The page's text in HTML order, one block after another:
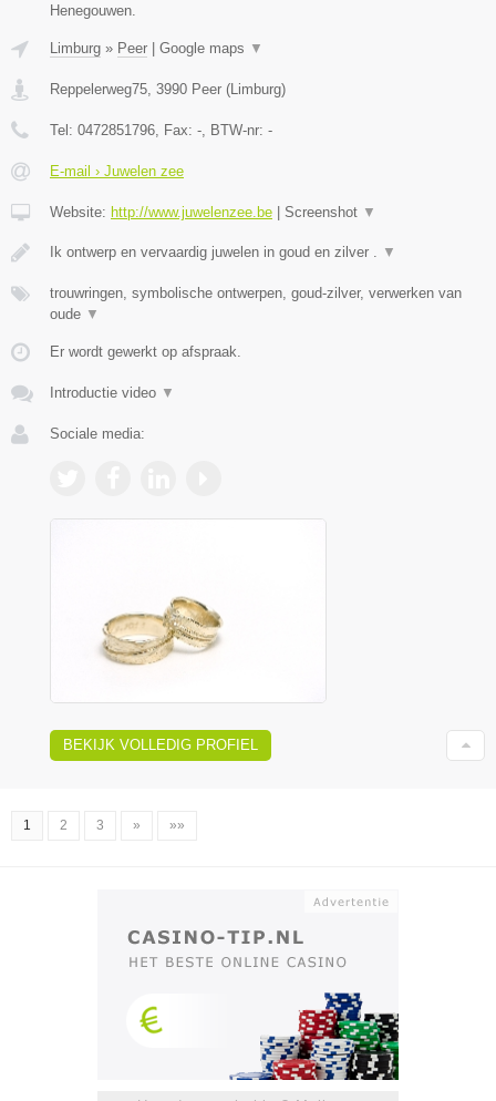
Henegouwen.
Limburg » Peer Google maps ▼
Reppelerweg75 3990 Peer ( Limburg)
Tel: 0472851796 , Fax: - , BTW-nr: -
E-mail › Juwelen zee
Website: http://www.juwelenzee.be Screenshot ▼
Ik ontwerp en vervaardig juwelen in goud en zilver . ▼
trouwringen, symbolische ontwerpen, goud-zilver, verwerken van
oude ▼
Er wordt gewerkt op afspraak.
Introductie video ▼
Sociale media:
BEKIJK VOLLEDIG PROFIEL
1 2 3 » »»